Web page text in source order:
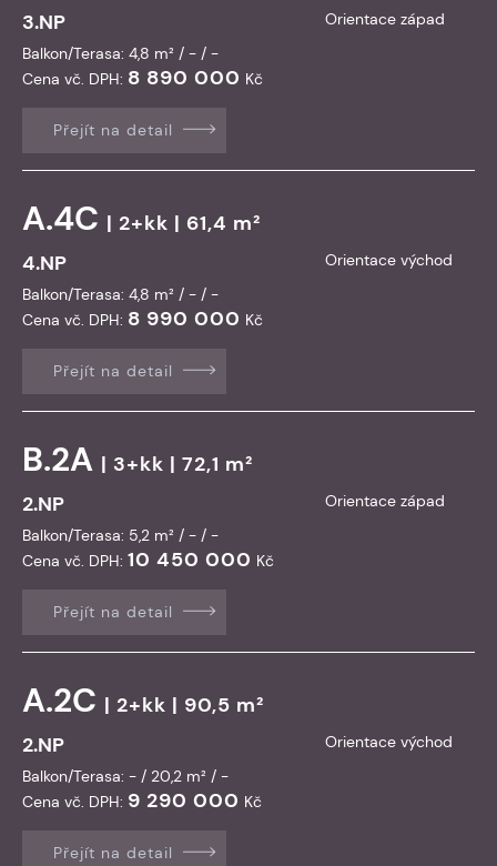
3.NP
Orientace západ
Balkon/Terasa: 4,8 m² / - / -
Cena vč. DPH: 8 890 000 Kč
Přejít na detail
A.4C | 2+kk | 61,4 m²
4.NP
Orientace východ
Balkon/Terasa: 4,8 m² / - / -
Cena vč. DPH: 8 990 000 Kč
Přejít na detail
B.2A | 3+kk | 72,1 m²
2.NP
Orientace západ
Balkon/Terasa: 5,2 m² / - / -
Cena vč. DPH: 10 450 000 Kč
Přejít na detail
A.2C | 2+kk | 90,5 m²
2.NP
Orientace východ
Balkon/Terasa: - / 20,2 m² / -
Cena vč. DPH: 9 290 000 Kč
Přejít na detail